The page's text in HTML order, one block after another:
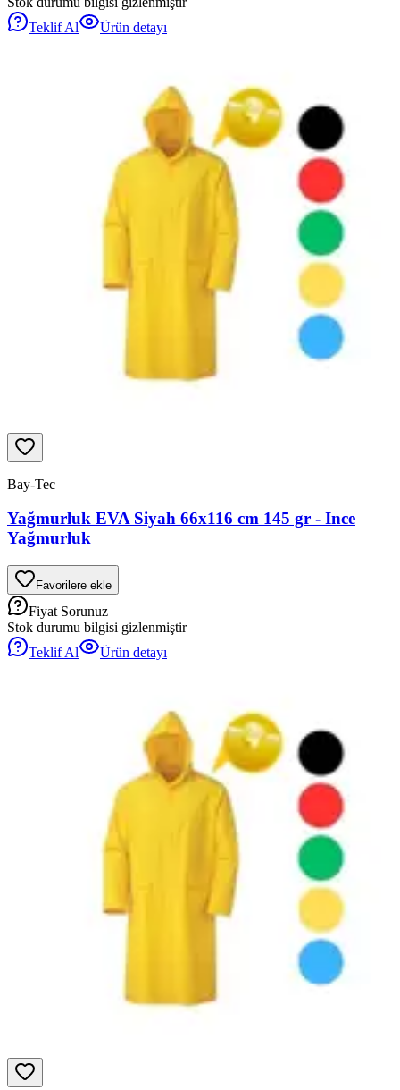
Teklif Al
Ürün detayı
Bay-Tec
Yağmurluk EVA Siyah 66x116 cm 145 gr - Ince
Yağmurluk
Favorilere ekle
Fiyat Sorunuz
Stok durumu bilgisi gizlenmiştir
Teklif Al
Ürün detayı